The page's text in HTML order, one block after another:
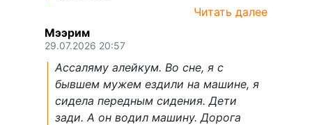
Читать далее
Мээрим
29.07.2026 20:57
Ассаляму алейкум. Во сне, я с
бывшем мужем ездили на машине, я
сидела передным сидения. Дети
зади. А он водил машину. Дорога